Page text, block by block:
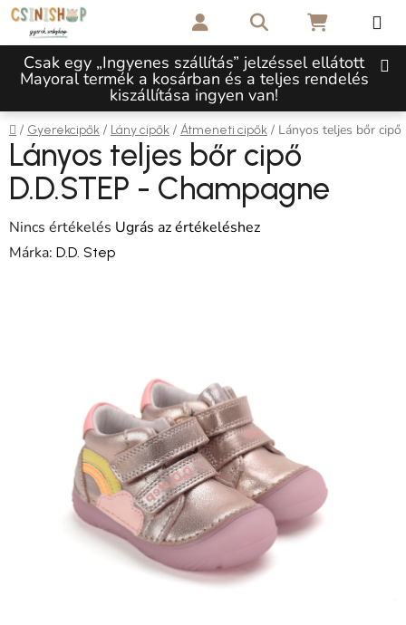
Ugrás a fő tartalomhoz
Csak egy „Ingyenes szállítás” jelzéssel ellátott
Mayoral termék a kosárban és a teljes rendelés
kiszállítása ingyen van!
KeresésKOSÁR
Kezdőlap
/ Gyerekcipők / Lány cipők / Átmeneti cipők / Lányos teljes bőr cipő
Lányos teljes bőr cipő
D.D.STEP - Champagne
A termék átlagos értékelése 5-ből 0,0 csillag.
Nincs értékelés Ugrás az értékeléshez
Márka: D.D. Step